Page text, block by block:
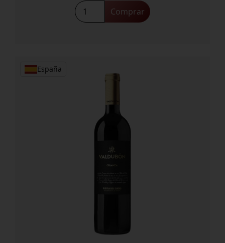
Trockenbeerenauslese
2000
Comprar
España